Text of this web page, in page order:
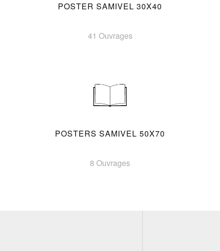
POSTER SAMIVEL 30X40
41 Ouvrages
POSTERS SAMIVEL 50X70
8 Ouvrages